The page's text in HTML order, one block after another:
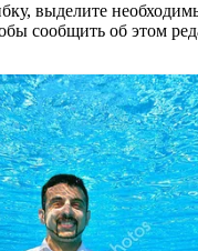
выделите
сообщить об этом